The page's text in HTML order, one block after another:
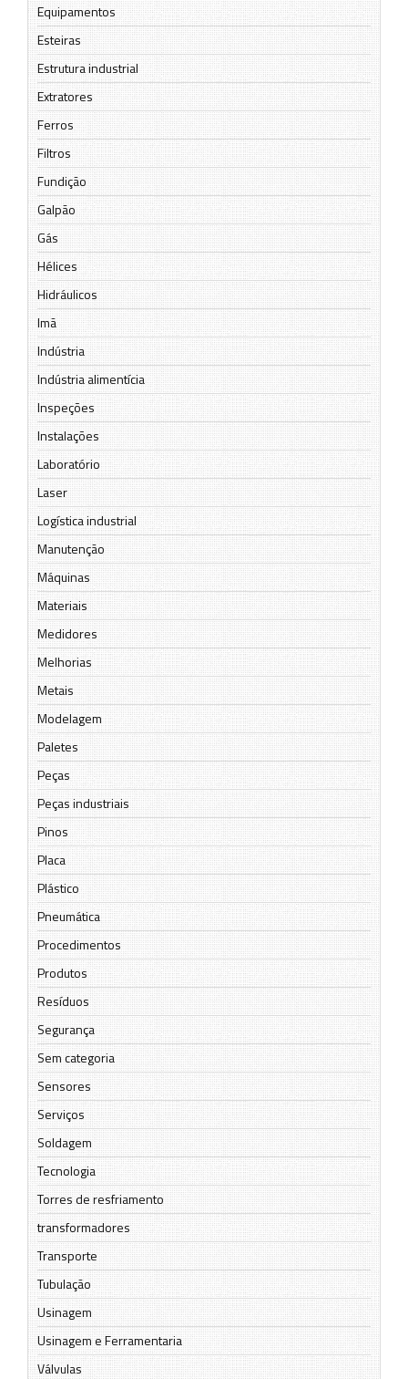
Equipamentos
Esteiras
Estrutura industrial
Extratores
Ferros
Filtros
Fundição
Galpão
Gás
Hélices
Hidráulicos
Imã
Indústria
Indústria alimentícia
Inspeções
Instalações
Laboratório
Laser
Logística industrial
Manutenção
Máquinas
Materiais
Medidores
Melhorias
Metais
Modelagem
Paletes
Peças
Peças industriais
Pinos
Placa
Plástico
Pneumática
Procedimentos
Produtos
Resíduos
Segurança
Sem categoria
Sensores
Serviços
Soldagem
Tecnologia
Torres de resfriamento
transformadores
Transporte
Tubulação
Usinagem
Usinagem e Ferramentaria
Válvulas